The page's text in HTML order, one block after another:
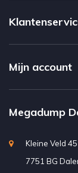
Mijn account
Megadump
Kleine Veld 45
7751 BG